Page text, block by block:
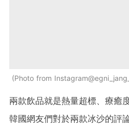
Photo from Instagram@egni_jang_
兩款飲品就是熱量超標、療癒
韓國網友們對於兩款冰沙的評